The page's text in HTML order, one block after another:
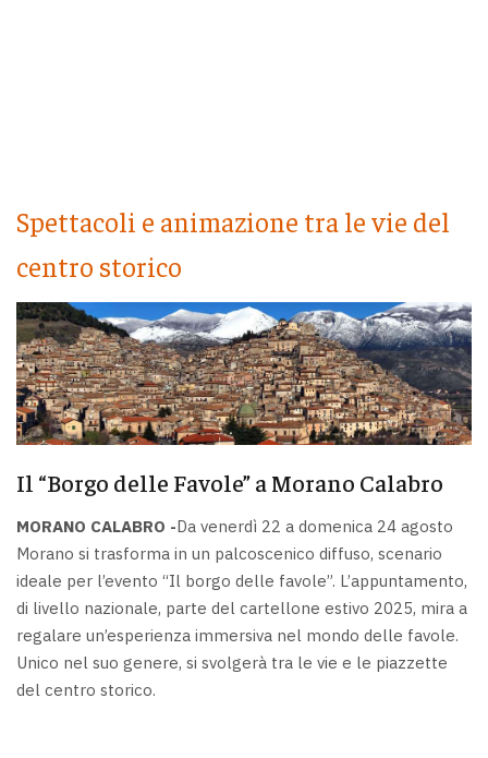
Spettacoli e animazione tra le vie del
centro storico
Il “Borgo delle Favole” a Morano Calabro
MORANO CALABRO -Da venerdì 22 a domenica 24 agosto
Morano si trasforma in un palcoscenico diffuso, scenario
ideale per l’evento “Il borgo delle favole”. L’appuntamento,
di livello nazionale, parte del cartellone estivo 2025, mira a
regalare un’esperienza immersiva nel mondo delle favole.
Unico nel suo genere, si svolgerà tra le vie e le piazzette
del centro storico.